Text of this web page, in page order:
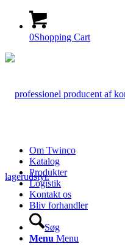
0Shopping Cart
Om Twinco
Katalog
Produkter
Logistik
Kontakt os
Bliv forhandler
Søg
Menu Menu